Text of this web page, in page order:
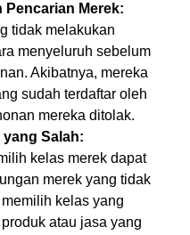
Pencarian Merek:
tidak melakukan
menyeluruh sebelum
Akibatnya, mereka
sudah terdaftar oleh
mereka ditolak.
yang Salah:
kelas merek dapat
merek yang tidak
kelas yang
atau jasa yang